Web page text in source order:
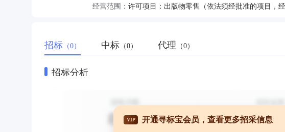
经营范围：
招标 （0） 中标 （0） 代理 （0）
招标分析
VIP 开通寻标宝会员，查看更多招采信息